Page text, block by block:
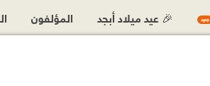
جديد 🎉 عيد ميلاد أبجد المؤلفون